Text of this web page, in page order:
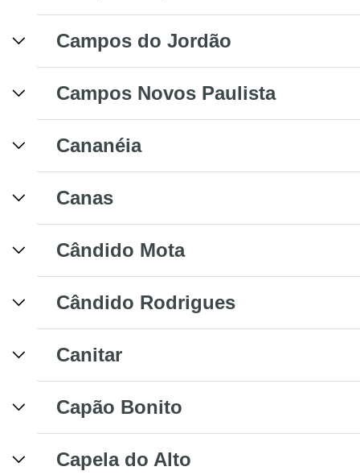
Campos do Jordão
Campos Novos Paulista
Cananéia
Canas
Cândido Mota
Cândido Rodrigues
Canitar
Capão Bonito
Capela do Alto